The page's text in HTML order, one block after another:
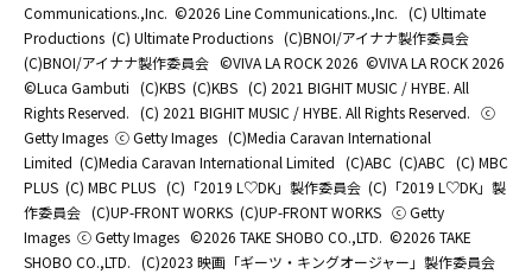
Communications.,Inc. ©2026 Line Communications.,Inc. (C) Ultimate
Productions (C) Ultimate Productions (C)BNOI/アイナナ製作委員会
(C)BNOI/アイナナ製作委員会 ©️VIVA LA ROCK 2026 ©️VIVA LA ROCK 2026
©Luca Gambuti (C)KBS (C)KBS (C) 2021 BIGHIT MUSIC / HYBE. All
Rights Reserved. (C) 2021 BIGHIT MUSIC / HYBE. All Rights Reserved. ⓒ
Getty Images ⓒ Getty Images (C)Media Caravan International
Limited (C)Media Caravan International Limited (C)ABC (C)ABC (C) MBC
PLUS (C) MBC PLUS (C)「2019 L♡DK」製作委員会 (C)「2019 L♡DK」製
作委員会 (C)UP-FRONT WORKS (C)UP-FRONT WORKS ⓒ Getty
Images ⓒ Getty Images ©2026 TAKE SHOBO CO.,LTD. ©2026 TAKE
SHOBO CO.,LTD. (C)2023 映画「ギーツ・キングオージャー」製作委員会